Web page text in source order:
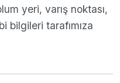
yeri, varış noktası,
bilgileri tarafımıza